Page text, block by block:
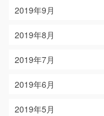
2019年9月
2019年8月
2019年7月
2019年6月
2019年5月